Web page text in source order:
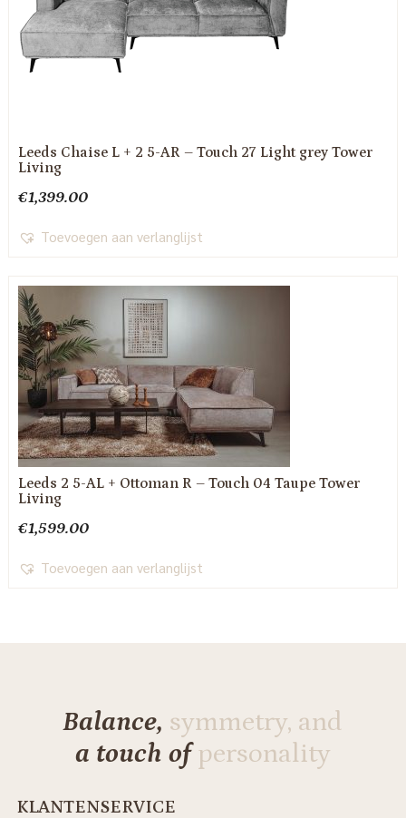
Leeds Chaise L + 2 5-AR – Touch 27 Light grey Tower
Living
€1,399.00
Toevoegen aan verlanglijst
Leeds 2 5-AL + Ottoman R – Touch 04 Taupe Tower
Living
€1,599.00
Toevoegen aan verlanglijst
Balance, symmetry, and
a touch ofpersonality
KLANTENSERVICE